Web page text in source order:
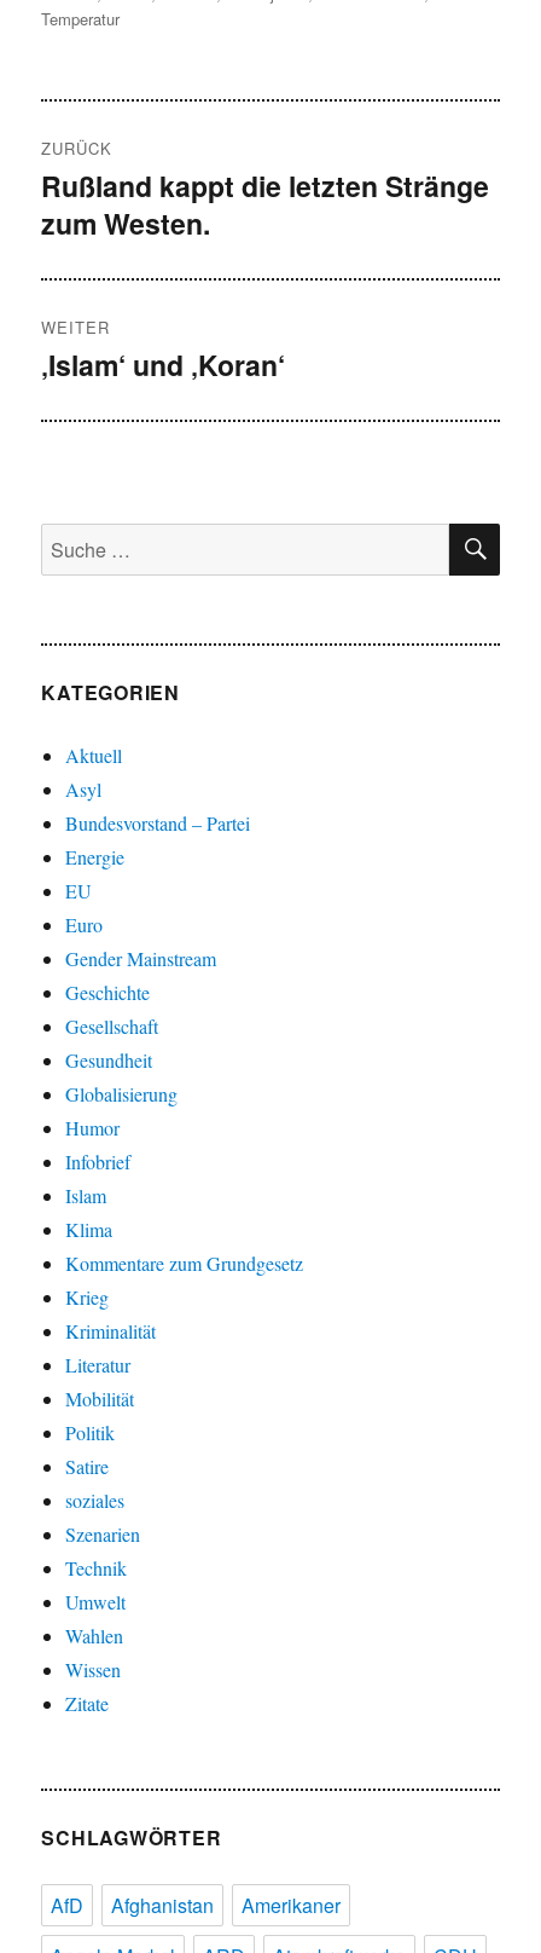
Temperatur
ZURÜCK
Vorheriger
Beitrag:
Rußland kappt die letzten Stränge
zum Westen.
WEITER
Nächster
‚Islam‘ und ‚Koran‘
Suche
nach:
KATEGORIEN
Aktuell
Asyl
Bundesvorstand – Partei
Energie
EU
Euro
Gender Mainstream
Geschichte
Gesellschaft
Gesundheit
Globalisierung
Humor
Infobrief
Islam
Klima
Kommentare zum Grundgesetz
Krieg
Kriminalität
Literatur
Mobilität
Politik
Satire
soziales
Szenarien
Technik
Umwelt
Wahlen
Wissen
Zitate
SCHLAGWÖRTER
AfD Afghanistan
Amerikaner